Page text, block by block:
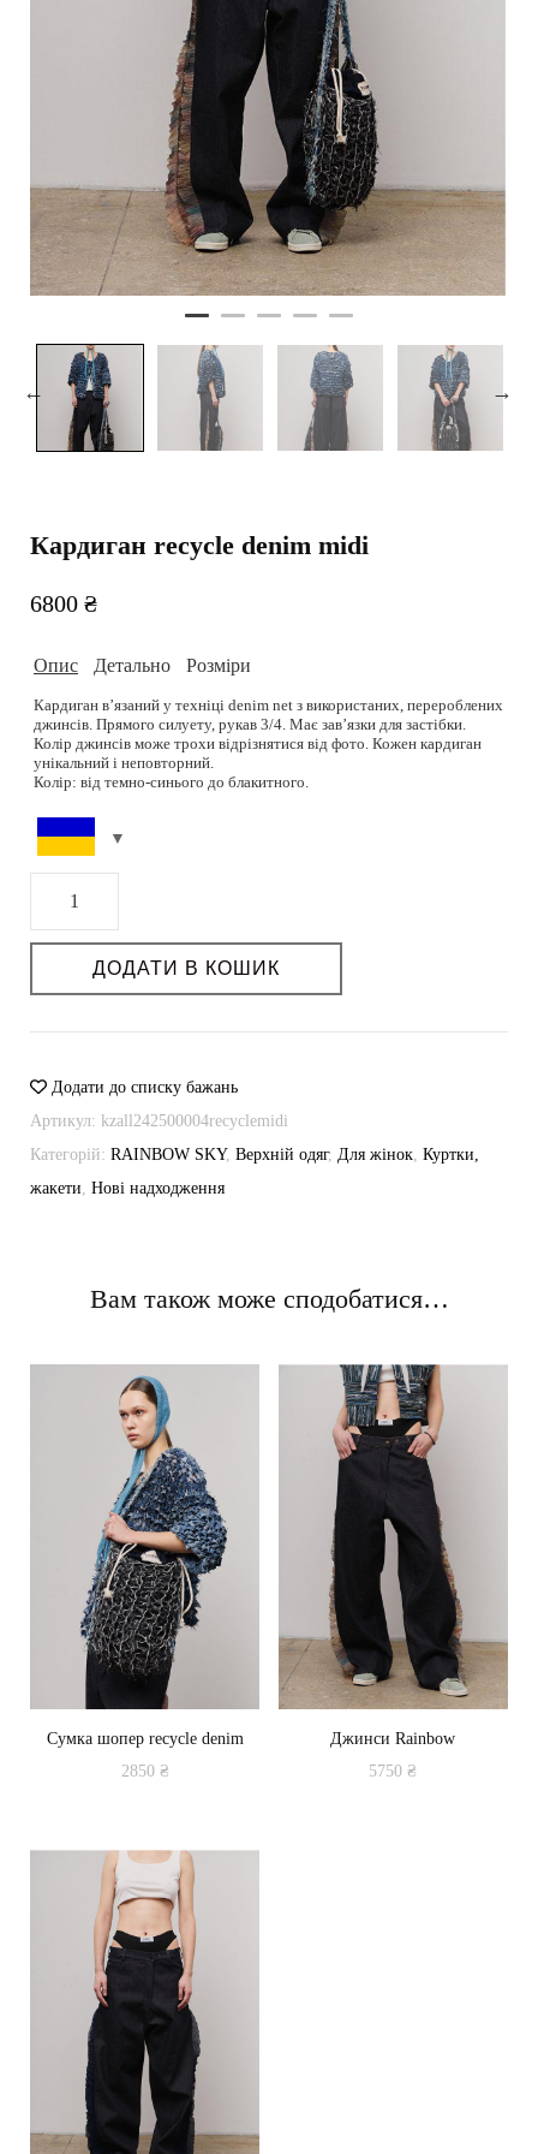
Кардиган recycle denim midi
6800 ₴
Опис Детально Розміри
Кардиган вʼязаний у техніці denim net з використаних, перероблених
джинсів. Прямого силуету, рукав 3/4. Має завʼязки для застібки.
Колір джинсів може трохи відрізнятися від фото. Кожен кардиган
унікальний і неповторний.
Колір: від темно-синього до блакитного.
Склад: 100% бавовна.
Догляд: Ручне прання при 30 – 40 градусах або хімчистка. Не
відбілювати. Без віджиму. Сушка горизонтальна. Прасувати паром.
Підібрати розмір можливо на сторінці
РОЗМІРНА СІТКА
Можливість дошиву: так
Термін пошиву (днів): 3-4
midi
ДОДАТИ В КОШИК
Додати до списку бажань
Артикул: kzall242500004recyclemidi
Категорій: RAINBOW SKY, Верхній одяг, Для жінок Куртки,
жакети Нові надходження
Вам також може сподобатися…
Сумка шопер recycle denim
2850 ₴
Джинси Rainbow
5750₴